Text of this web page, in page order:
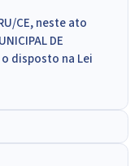
CE, neste ato
DE
o disposto na Lei